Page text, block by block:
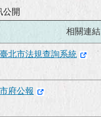
相關連結
公開
臺北市法規查詢系統
市府公報